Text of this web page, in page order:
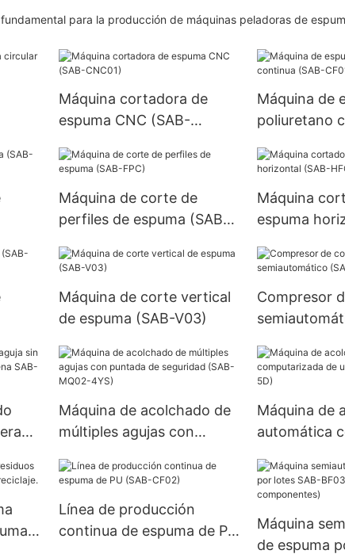
para la producción de máquinas peladoras de
Máquina cortadora de
espuma CNC (SAB-
Máquina de
poliuretano
Máquina de corte de
perfiles de espuma (SAB-
Máquina
espuma
Máquina de corte vertical
de espuma (SAB-V03)
Compresor
Máquina de acolchado de
múltiples agujas con
(SAB-MQ02-4YS)
Máquina de
automática
5D)
Línea de producción
continua de espuma de PU
Máquina
de espuma